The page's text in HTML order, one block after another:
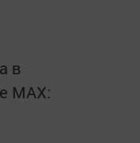
в
MАХ: